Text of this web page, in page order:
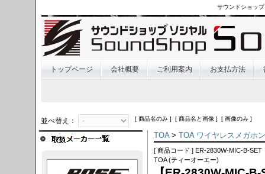
サウンドショッ
トップページ 会社概要 ご利用案内 お支払方法
並べ替え： [ 商品名のみ ] [ 商品名と画像 ] [ 画像のみ ]
TOA> TOA ワイヤレスメガホ
[ 商品コード ] ER-2830W-MIC-B-SET
TOA (ティーオーエー)